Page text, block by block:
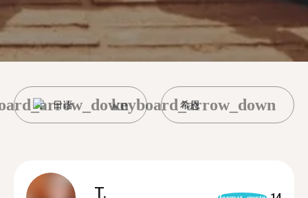
日语 希恩
keyboard_arrow_down
T.